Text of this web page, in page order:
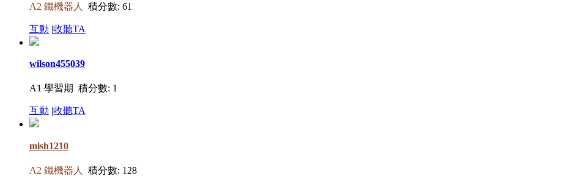
A2 鐵機器人 積分數: 61
互動 |收聽TA
wilson455039
A1 學習期 積分數: 1
互動 |收聽TA
mish1210
A2 鐵機器人 積分數: 128